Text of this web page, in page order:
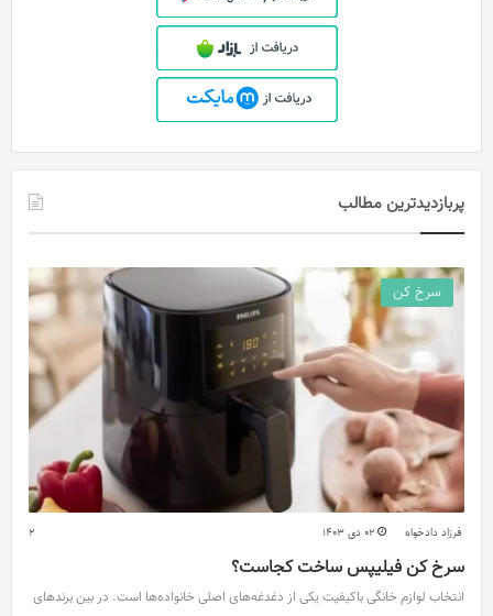
پربازدیدترین مطالب
سرخ کن
فرزاد دادخواه 02 دی 1403 2
سرخ کن فیلیپس ساخت کجاست؟
انتخاب لوازم خانگی باکیفیت یکی از دغدغه‌های اصلی خانواده‌ها است. در بین برندهای